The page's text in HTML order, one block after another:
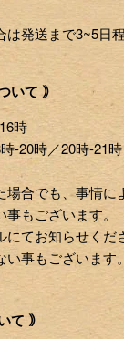
は発送まで3~5日
いて ｠
時
-20時／20時-21時
場合でも、事情に
もございます。
にてお知らせくだ
事もございます。
て ｠